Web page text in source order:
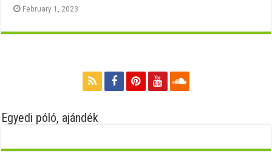
February 1, 2023
Egyedi póló, ajándék